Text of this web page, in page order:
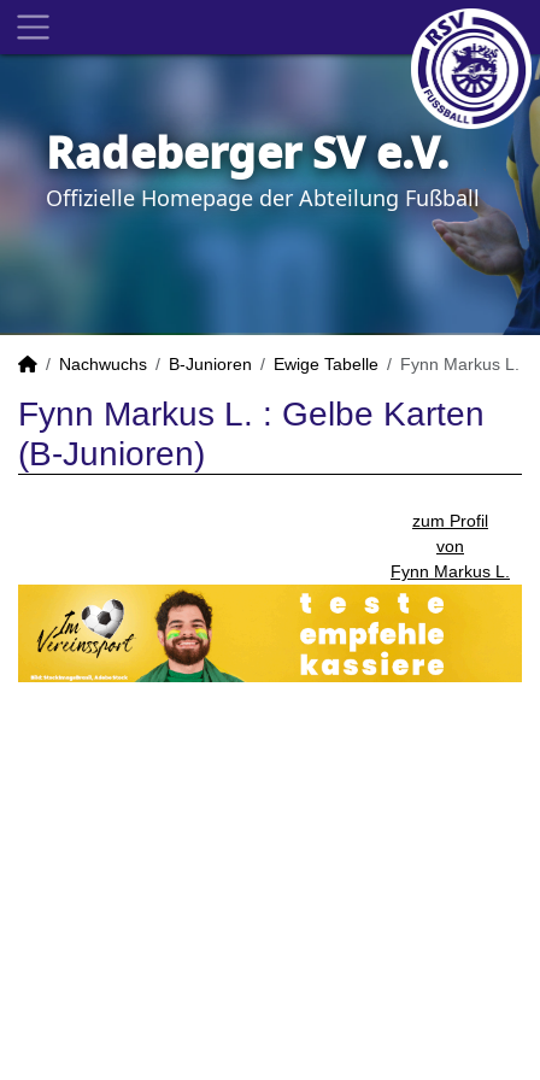
Radeberger SV e.V.
Offizielle Homepage der Abteilung Fußball
Nachwuchs B-Junioren Ewige Tabelle Fynn Markus L.
Fynn Markus L. : Gelbe Karten
(B-Junioren)
zum Profil
von
Fynn Markus L.